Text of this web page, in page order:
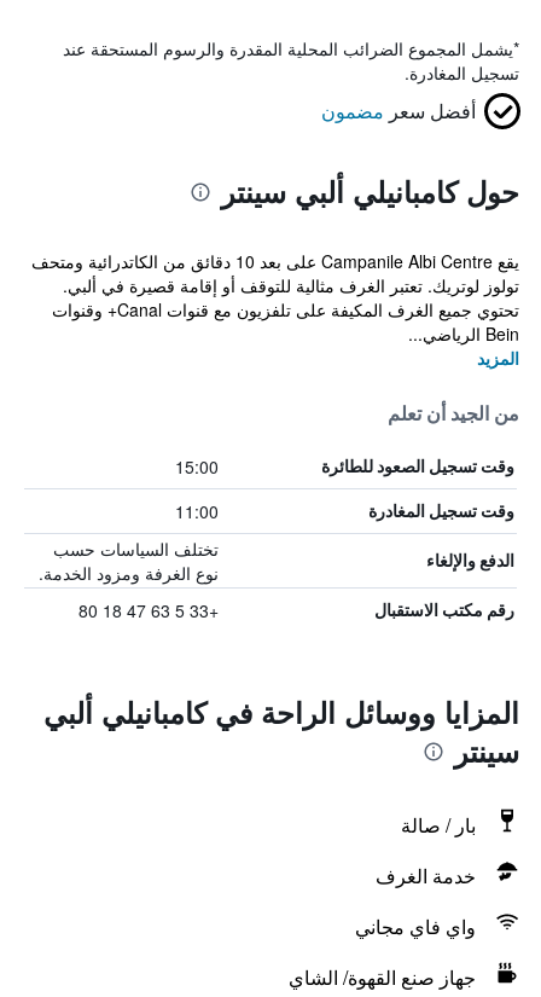
*يشمل المجموع الضرائب المحلية المقدرة والرسوم المستحقة عند
تسجيل المغادرة.
أفضل سعر مضمون
حول كامبانيلي ألبي سينتر
يقع Campanile Albi Centre على بعد 10 دقائق من الكاتدرائية ومتحف
تولوز لوتريك. تعتبر الغرف مثالية للتوقف أو إقامة قصيرة في ألبي.
تحتوي جميع الغرف المكيفة على تلفزيون مع قنوات Canal+ وقنوات
Bein الرياضي...
المزيد
من الجيد أن تعلم
وقت تسجيل الصعود للطائرة 15:00
وقت تسجيل المغادرة 11:00
الدفع والإلغاء
تختلف السياسات حسب
نوع الغرفة ومزود الخدمة.
رقم مكتب الاستقبال +33 5 63 47 18 80
المزايا ووسائل الراحة في كامبانيلي ألبي
سينتر
بار / صالة
خدمة الغرف
واي فاي مجاني
جهاز صنع القهوة/ الشاي